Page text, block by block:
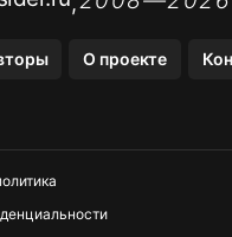
О проекте